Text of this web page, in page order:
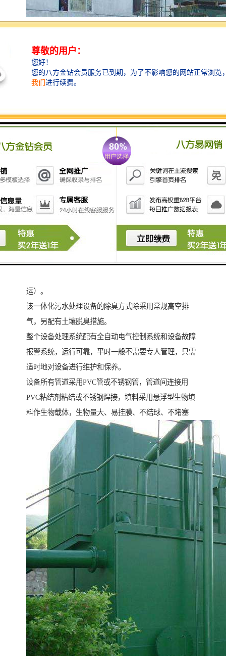
生化池采用生物接触氧化法，其填料的体积负荷比较
低，微生物处于自身氧化阶断，产泥量少，仅需三个月
运）。
该一体化污水处理设备的除臭方式除采用常规高空排
气，另配有土壤脱臭措施。
整个设备处理系统配有全自动电气控制系统和设备故障
报警系统，运行可靠，平时一般不需要专人管理，只需
适时地对设备进行维护和保养。
设备所有管道采用PVC管或不锈钢管，管道间连接用
PVC粘结剂粘结或不锈钢焊接，填料采用悬浮型生物填
料作生物载体，生物量大、易挂膜、不结球、不堵塞